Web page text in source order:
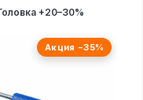
+20–30%
Акция −35%